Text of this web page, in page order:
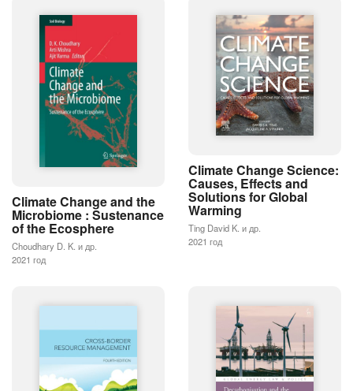
Climate Change and the
Microbiome : Sustenance
of the Ecosphere
Choudhary D. K. и др.
2021 год
Climate Change Science:
Causes, Effects and
Solutions for Global
Warming
Ting David K. и др.
2021 год